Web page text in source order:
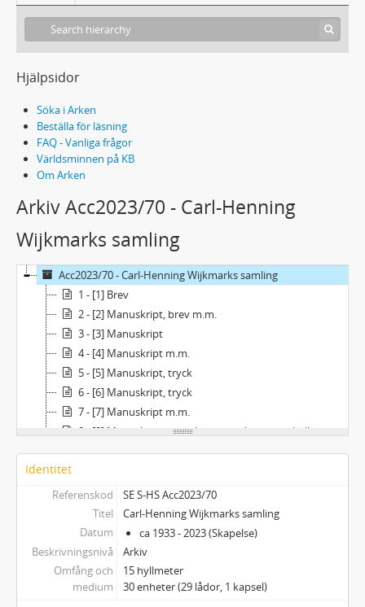
Hjälpsidor
Söka i Arken
Beställa för läsning
FAQ - Vanliga frågor
Världsminnen på KB
Om Arken
Arkiv Acc2023/70 - Carl-Henning
Wijkmarks samling
Acc2023/70 - Carl-Henning Wijkmarks samling
1 - [1] Brev
2 - [2] Manuskript, brev m.m.
3 - [3] Manuskript
4 - [4] Manuskript m.m.
5 - [5] Manuskript, tryck
6 - [6] Manuskript, tryck
7 - [7] Manuskript m.m.
8 - [8] Manuskript, anteckningsböcker, protokoll
9 - [9] Manuskript, anteckningar m.m.
11 - [11] Manuskript, tryck, m.m.
12 - [12] Manuskript & korrektur m.m.
13 - [13] Manuskript, korrektur & recensioner
14 - [14] Manuskript, brev pressklipp m.m.
15 - [15] Diverse: Manuskript, tryck, m.m.
16 - [16] Diverse: Manuskript, brev m.m.
Identitet
Referenskod
SE S-HS Acc2023/70
Titel
Carl-Henning Wijkmarks samling
Datum
ca 1933 - 2023 (Skapelse)
Beskrivningsnivå
Arkiv
Omfång och
medium
15 hyllmeter
30 enheter (29 lådor, 1 kapsel)